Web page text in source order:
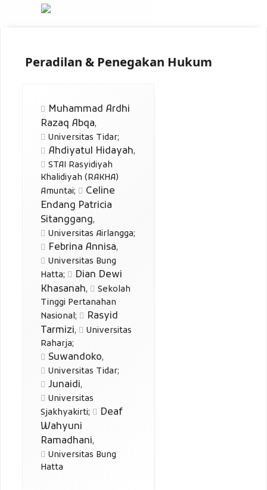
Peradilan & Penegakan Hukum
Muhammad Ardhi
Razaq Abqa,
Universitas Tidar;
Ahdiyatul Hidayah,
STAI Rasyidiyah
Khalidiyah (RAKHA)
Amuntai;
Celine
Endang Patricia
Sitanggang,
Universitas Airlangga;
Febrina Annisa,
Universitas Bung
Hatta;
Dian Dewi
Khasanah,
Sekolah
Tinggi Pertanahan
Nasional;
Rasyid
Tarmizi,
Universitas
Raharja;
Suwandoko,
Universitas Tidar;
Junaidi,
Universitas
Sjakhyakirti;
Deaf
Wahyuni
Ramadhani,
Universitas Bung
Hatta